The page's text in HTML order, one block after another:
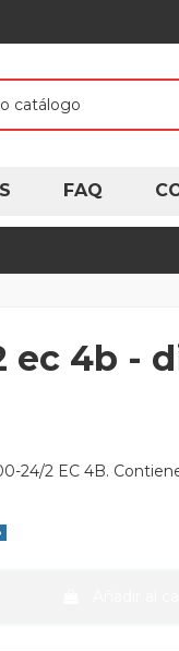
FAQ
ec 4b -
24/2 EC 4B.